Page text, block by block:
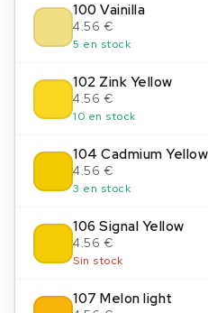
100 Vainilla
4.56 €
5 en stock
102 Zink Yellow
4.56 €
10 en stock
104 Cadmium Yellow
4.56 €
3 en stock
106 Signal Yellow
4.56 €
Sin stock
107 Melon light